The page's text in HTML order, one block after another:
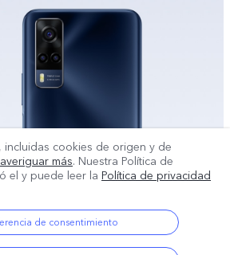
incluidas cookies de origen y de
averiguar más. Nuestra Política de
el y puede leer la Política de privacidad
de consentimiento